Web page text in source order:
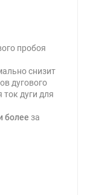
пробоя
снизит
дугового
дуги для
более за